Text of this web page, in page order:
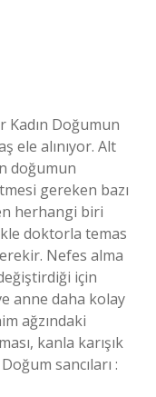
Kadın Doğumun
ele alınıyor. Alt
doğumun
gereken bazı
herhangi biri
doktorla temas
Nefes alma
için
anne daha kolay
ağzındaki
kanla karışık
sancıları :